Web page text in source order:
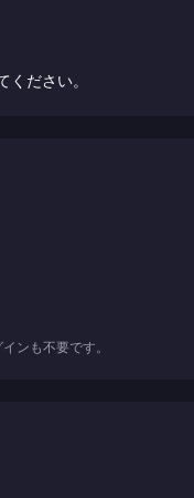
ださい。
ンも不要です。